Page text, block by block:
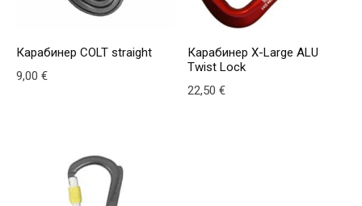
Карабинер COLT straight
9,00 €
Карабинер X-Large ALU
Twist Lock
22,50€